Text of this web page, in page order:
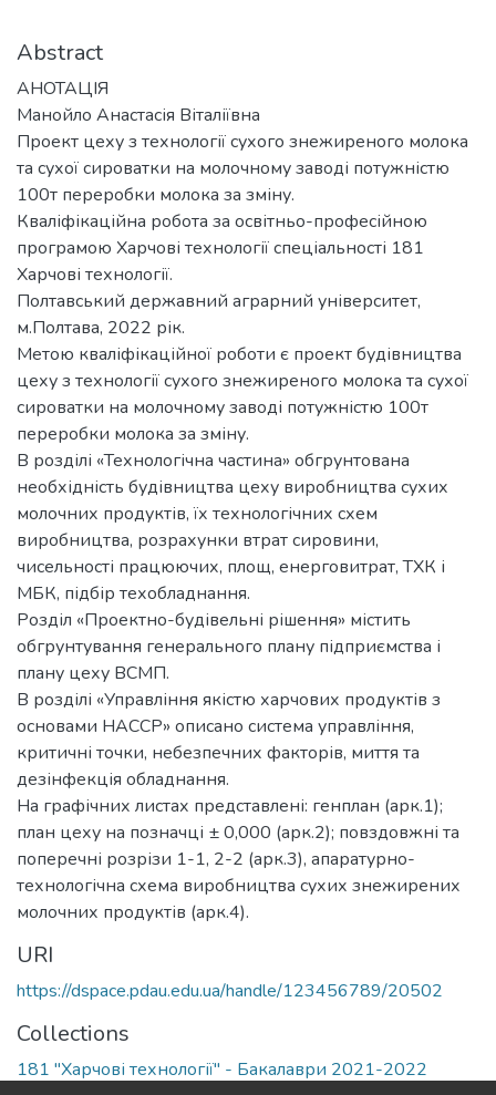
Abstract
АНОТАЦІЯ
Манойло Анастасія Віталіївна
Проект цеху з технології сухого знежиреного молока
та сухої сироватки на молочному заводі потужністю
100т переробки молока за зміну.
Кваліфікаційна робота за освітньо-професійною
програмою Харчові технології спеціальності 181
Харчові технології.
Полтавський державний аграрний університет,
м.Полтава, 2022 рік.
Метою кваліфікаційної роботи є проект будівництва
цеху з технології сухого знежиреного молока та сухої
сироватки на молочному заводі потужністю 100т
переробки молока за зміну.
В розділі «Технологічна частина» обгрунтована
необхідність будівництва цеху виробництва сухих
молочних продуктів, їх технологічних схем
виробництва, розрахунки втрат сировини,
чисельності працюючих, площ, енерговитрат, ТХК і
МБК, підбір техобладнання.
Розділ «Проектно-будівельні рішення» містить
обгрунтування генерального плану підприємства і
плану цеху ВСМП.
В розділі «Управління якістю харчових продуктів з
основами НАССР» описано система управління,
критичні точки, небезпечних факторів, миття та
дезінфекція обладнання.
На графічних листах представлені: генплан (арк.1);
план цеху на позначці ± 0,000 (арк.2); повздовжні та
поперечні розрізи 1-1, 2-2 (арк.3), апаратурно-
технологічна схема виробництва сухих знежирених
молочних продуктів (арк.4).
URI
https://dspace.pdau.edu.ua/handle/123456789/20502
Collections
181 "Харчові технології" - Бакалаври 2021-2022